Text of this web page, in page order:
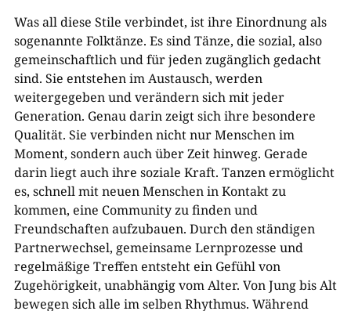
Was all diese Stile verbindet, ist ihre Einordnung als
sogenannte Folktänze. Es sind Tänze, die sozial, also
gemeinschaftlich und für jeden zugänglich gedacht
sind. Sie entstehen im Austausch, werden
weitergegeben und verändern sich mit jeder
Generation. Genau darin zeigt sich ihre besondere
Qualität. Sie verbinden nicht nur Menschen im
Moment, sondern auch über Zeit hinweg. Gerade
darin liegt auch ihre soziale Kraft. Tanzen ermöglicht
es, schnell mit neuen Menschen in Kontakt zu
kommen, eine Community zu finden und
Freundschaften aufzubauen. Durch den ständigen
Partnerwechsel, gemeinsame Lernprozesse und
regelmäßige Treffen entsteht ein Gefühl von
Zugehörigkeit, unabhängig vom Alter. Von Jung bis Alt
bewegen sich alle im selben Rhythmus. Während